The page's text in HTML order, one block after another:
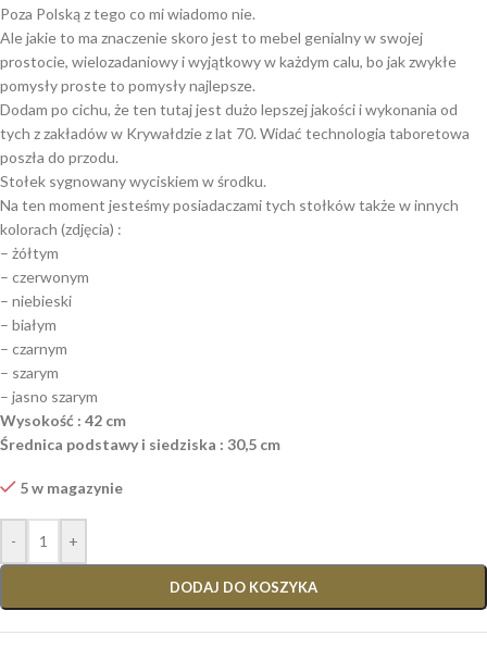
Poza Polską z tego co mi wiadomo nie.
Ale jakie to ma znaczenie skoro jest to mebel genialny w swojej
prostocie, wielozadaniowy i wyjątkowy w każdym calu, bo jak zwykłe
pomysły proste to pomysły najlepsze.
Dodam po cichu, że ten tutaj jest dużo lepszej jakości i wykonania od
tych z zakładów w Krywałdzie z lat 70. Widać technologia taboretowa
poszła do przodu.
Stołek sygnowany wyciskiem w środku.
Na ten moment jesteśmy posiadaczami tych stołków także w innych
kolorach (zdjęcia) :
– żółtym
– czerwonym
– niebieski
– białym
– czarnym
– szarym
– jasno szarym
Wysokość : 42 cm
Średnica podstawy i siedziska : 30,5 cm
5 w magazynie
- +
DODAJ DO KOSZYKA